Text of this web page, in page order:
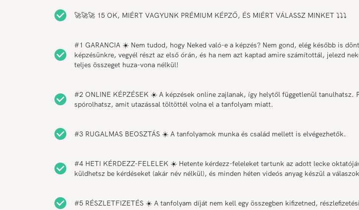
🚀🚀🚀 15 OK, MIÉRT VAGYUNK PRÉMIUM KÉPZŐ, ÉS MIÉRT VÁLASSZ MINKET ⤵️⤵️⤵️
#1 GARANCIA ☀️ Nem tudod, hogy Neked való-e a képzés? Nem gond, elég később is
képzésünkre, vegyél részt az első órán, és ha nem azt kaptad amire számítottál, jelezd
teljes összeget huza-vona nélkül!
#2 ONLINE KÉPZÉSEK ☀️ A képzések online zajlanak, így helytől függetlenül tanulhatsz.
spórolhatsz, amit utazással töltöttél volna el a tanfolyam miatt.
#3 RUGALMAS BEOSZTÁS ☀️ A tanfolyamok munka és család mellett is elvégezhetők.
#4 HETI KÉRDEZZ-FELELEK ☀️ Hetente kérdezz-feleleket tartunk az adott lecke
küldhetsz be kérdéseket (akár név nélkül), és minden héten videós anyag készül a
#5 RÉSZLETFIZETÉS ☀️ A tanfolyam díját nem kell egy összegben kifizetned,